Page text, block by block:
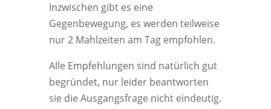
Inzwischen gibt es eine
Gegenbewegung, es werden teilweise
nur 2 Mahlzeiten am Tag empfohlen.
Alle Empfehlungen sind natürlich gut
begründet, nur leider beantworten
sie die Ausgangsfrage nicht eindeutig.